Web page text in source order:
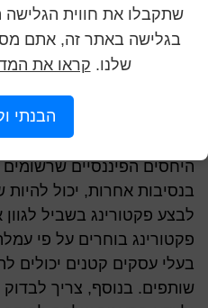
מתי מומלץ לעסק קטן
פקטורינג?
כל עסק קטן יכול לבחור
פעולה מהסוג של
שבעלי עסקים קטנים
היחסים הפיננסיים
בנסיבות אחרות, יכול
לבצע פקטורינג בשביל
פקטורינג בוחרים על פי
בעלי עסקים קטנים יכולים
שותפים. בנוסף, צריך
שתקבלו את חווית
בגלישה באתר זה, אתם
שלנו. קראו את
הבנתי